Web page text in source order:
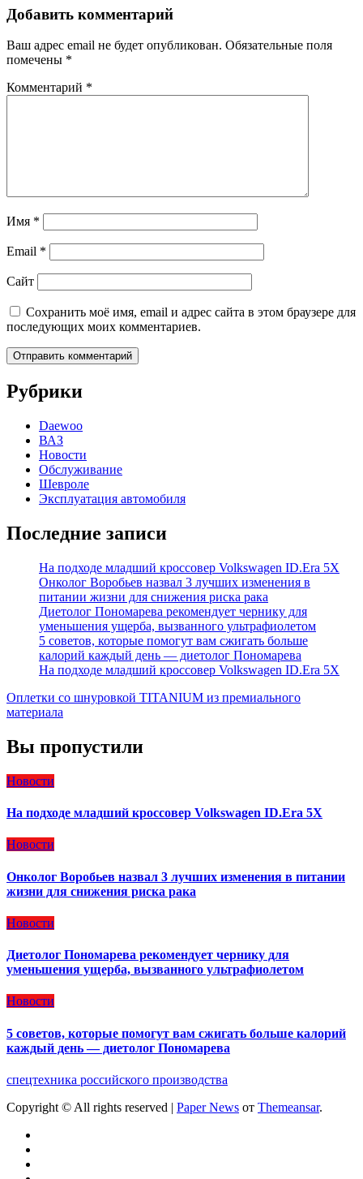
Добавить комментарий
Ваш адрес email не будет опубликован. Обязательные поля
помечены *
Комментарий *
Имя *
Email *
Сайт
Сохранить моё имя, email и адрес сайта в этом браузере для
последующих моих комментариев.
Рубрики
Daewoo
ВАЗ
Новости
Обслуживание
Шевроле
Эксплуатация автомобиля
Последние записи
На подходе младший кроссовер Volkswagen ID.Era 5X
Онколог Воробьев назвал 3 лучших изменения в
питании жизни для снижения риска рака
Диетолог Пономарева рекомендует чернику для
уменьшения ущерба, вызванного ультрафиолетом
5 советов, которые помогут вам сжигать больше
калорий каждый день — диетолог Пономарева
На подходе младший кроссовер Volkswagen ID.Era 5X
Оплетки со шнуровкой TITANIUM из премиального
материала
Вы пропустили
Новости
На подходе младший кроссовер Volkswagen ID.Era 5X
Новости
Онколог Воробьев назвал 3 лучших изменения в питании
жизни для снижения риска рака
Новости
Диетолог Пономарева рекомендует чернику для
уменьшения ущерба, вызванного ультрафиолетом
Новости
5 советов, которые помогут вам сжигать больше калорий
каждый день — диетолог Пономарева
спецтехника российского производства
Copyright © All rights reserved | Paper News от Themeansar.